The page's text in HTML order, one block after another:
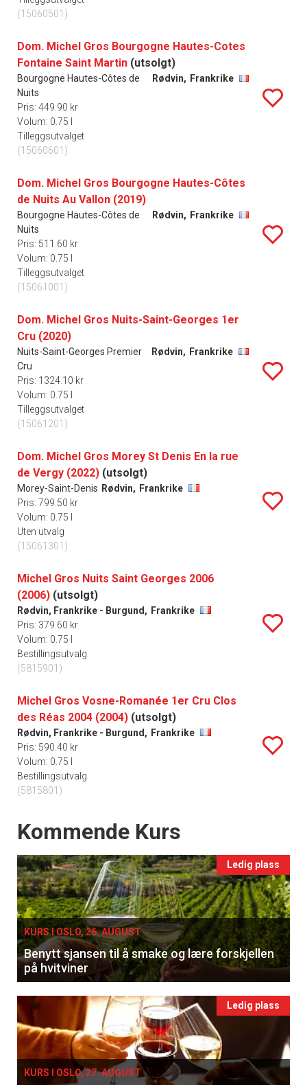
(15060501)
Dom. Michel Gros Bourgogne Hautes-Cotes
Fontaine Saint Martin (utsolgt)
Bourgogne Hautes-Côtes de
Nuits
Rødvin, Frankrike
Pris: 449.90 kr
Volum: 0.75 l
Tilleggsutvalget
(15060601)
Dom. Michel Gros Bourgogne Hautes-Côtes
de Nuits Au Vallon (2019)
Bourgogne Hautes-Côtes de
Nuits
Rødvin, Frankrike
Pris: 511.60 kr
Volum: 0.75 l
Tilleggsutvalget
(15061001)
Dom. Michel Gros Nuits-Saint-Georges 1er
Cru (2020)
Nuits-Saint-Georges Premier
Cru
Rødvin, Frankrike
Pris: 1324.10 kr
Volum: 0.75 l
Tilleggsutvalget
(15061201)
Dom. Michel Gros Morey St Denis En la rue
de Vergy (2022) (utsolgt)
Morey-Saint-Denis Rødvin, Frankrike
Pris: 799.50 kr
Volum: 0.75 l
Uten utvalg
(15061301)
Michel Gros Nuits Saint Georges 2006
(2006) (utsolgt)
Rødvin, Frankrike - Burgund, Frankrike
Pris: 379.60 kr
Volum: 0.75 l
Bestillingsutvalg
(5815901)
Michel Gros Vosne-Romanée 1er Cru Clos
des Réas 2004 (2004) (utsolgt)
Rødvin, Frankrike - Burgund, Frankrike
Pris: 590.40 kr
Volum: 0.75 l
Bestillingsutvalg
(5815801)
Events
Kommende Kurs
Ledig plass
KURS I OSLO, 26. AUGUST
Benytt sjansen til å smake og lære forskjellen
på hvitviner
Ledig plass
KURS I OSLO, 27. AUGUST